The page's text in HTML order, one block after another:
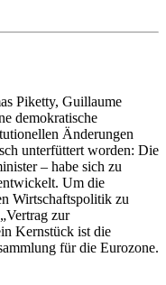
Piketty, Guillaume
demokratische
Änderungen
unterfüttert worden: Die
– habe sich zu
Um die
Wirtschaftspolitik zu
zur
Kernstück ist die
für die Eurozone.